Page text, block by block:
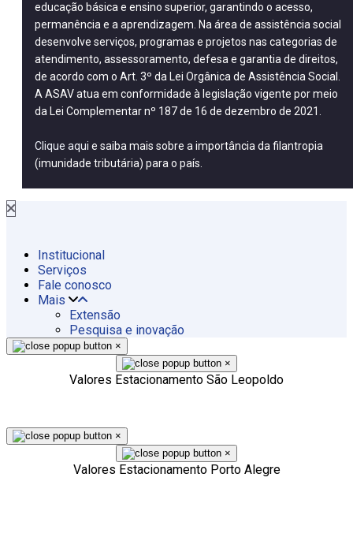
educação básica e ensino superior, garantindo o acesso,
permanência e a aprendizagem. Na área de assistência social
desenvolve serviços, programas e projetos nas categorias de
atendimento, assessoramento, defesa e garantia de direitos,
de acordo com o Art. 3º da Lei Orgânica de Assistência Social.
A ASAV atua em conformidade à legislação vigente por meio
da Lei Complementar nº 187 de 16 de dezembro de 2021.
Clique aqui e saiba mais sobre a importância da filantropia
(imunidade tributária) para o país.
Institucional
Serviços
Fale conosco
Mais
Extensão
Pesquisa e inovação
×
×
Valores Estacionamento São Leopoldo
×
×
Valores Estacionamento Porto Alegre